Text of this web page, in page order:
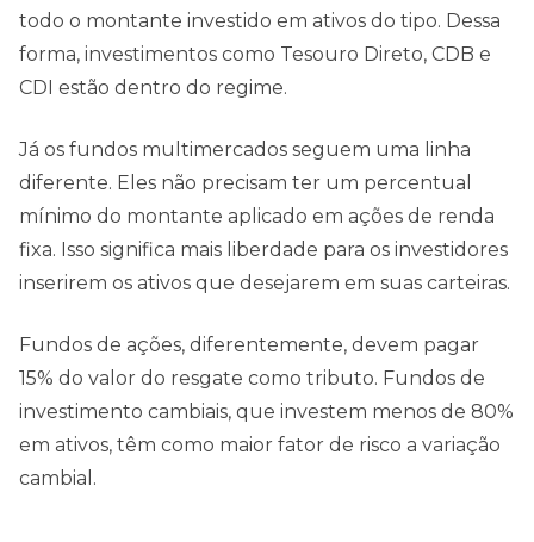
todo o montante investido em ativos do tipo. Dessa
forma, investimentos como Tesouro Direto, CDB e
CDI estão dentro do regime.
Já os fundos multimercados seguem uma linha
diferente. Eles não precisam ter um percentual
mínimo do montante aplicado em ações de renda
fixa. Isso significa mais liberdade para os investidores
inserirem os ativos que desejarem em suas carteiras.
Fundos de ações, diferentemente, devem pagar
15% do valor do resgate como tributo. Fundos de
investimento cambiais, que investem menos de 80%
em ativos, têm como maior fator de risco a variação
cambial.